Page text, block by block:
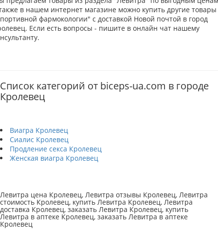
в нашем интернет магазине можно купить другие товары
фармокологии" с доставкой Новой почтой в город
Если есть вопросы - пишите в онлайн чат нашему
Список категорий от biceps-ua.com в городе
Кролевец
Виагра Кролевец
Сиалис Кролевец
Продление секса Кролевец
Женская виагра Кролевец
Левитра цена Кролевец, Левитра отзывы Кролевец, Левитра
стоимость Кролевец, купить Левитра Кролевец, Левитра
доставка Кролевец, заказать Левитра Кролевец, купить
Левитра в аптеке Кролевец, заказать Левитра в аптеке
Кролевец